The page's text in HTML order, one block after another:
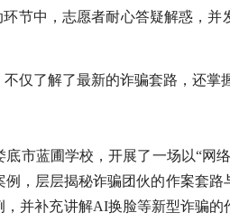
节中，志愿者耐心答疑解惑，
仅了解了最新的诈骗套路，还掌
市蓝圃学校，开展了一场以“网
，层层揭秘诈骗团伙的作案套
并补充讲解AI换脸等新型诈骗